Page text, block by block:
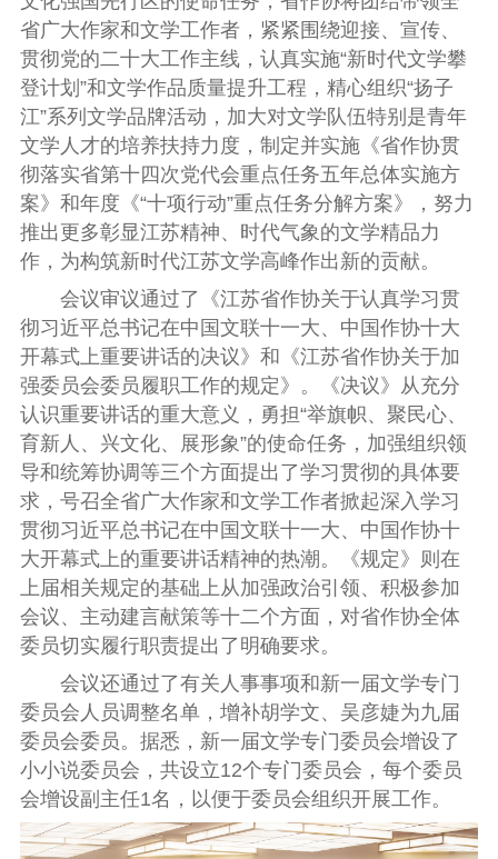
省广大作家和文学工作者，紧紧围绕迎接、宣传、
贯彻党的二十大工作主线，认真实施“新时代文学攀
登计划”和文学作品质量提升工程，精心组织“扬子
江”系列文学品牌活动，加大对文学队伍特别是青年
文学人才的培养扶持力度，制定并实施《省作协贯
彻落实省第十四次党代会重点任务五年总体实施方
案》和年度《“十项行动”重点任务分解方案》，努力
推出更多彰显江苏精神、时代气象的文学精品力
作，为构筑新时代江苏文学高峰作出新的贡献。
会议审议通过了《江苏省作协关于认真学习贯
彻习近平总书记在中国文联十一大、中国作协十大
开幕式上重要讲话的决议》和《江苏省作协关于加
强委员会委员履职工作的规定》。《决议》从充分
认识重要讲话的重大意义，勇担“举旗帜、聚民心、
育新人、兴文化、展形象”的使命任务，加强组织领
导和统筹协调等三个方面提出了学习贯彻的具体要
求，号召全省广大作家和文学工作者掀起深入学习
贯彻习近平总书记在中国文联十一大、中国作协十
大开幕式上的重要讲话精神的热潮。《规定》则在
上届相关规定的基础上从加强政治引领、积极参加
会议、主动建言献策等十二个方面，对省作协全体
委员切实履行职责提出了明确要求。
会议还通过了有关人事事项和新一届文学专门
委员会人员调整名单，增补胡学文、吴彦婕为九届
委员会委员。据悉，新一届文学专门委员会增设了
小小说委员会，共设立12个专门委员会，每个委员
会增设副主任1名，以便于委员会组织开展工作。